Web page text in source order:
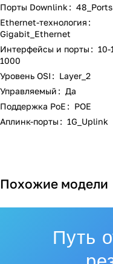
Порты Downlink: 48_Ports
Ethernet-технология:
Gigabit_Ethernet
Интерфейсы и порты: 10-
1000
Уровень OSI: Layer_2
Управляемый: Да
Поддержка PoE: POE
Аплинк-порты: 1G_Uplink
Похожие модели
Путь